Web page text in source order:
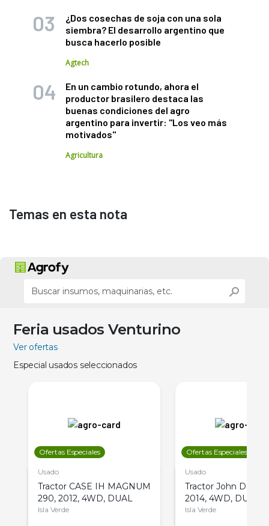
¿Dos cosechas de soja con una sola
siembra? El desarrollo argentino que
busca hacerlo posible
Agtech
En un cambio rotundo, ahora el
productor brasilero destaca las
buenas condiciones del agro
argentino para invertir: "Los veo más
motivados"
Agricultura
Temas en esta nota
Feria usados Venturino
Ver ofertas
Especial usados seleccionados
Ofertas Especiales
Usado
Tractor CASE IH MAGNUM
290, 2012, 4WD, DUAL
Isla Verde
Ofertas Especiales
Usado
Tractor John Deere
2014, 4WD, DUAL
Isla Verde